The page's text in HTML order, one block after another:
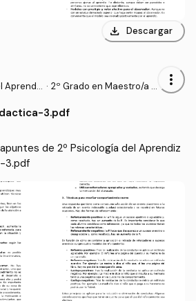
download Descargar
Aprendi
· 2º Grado en Maestro/a d
more_vert
3.pdf
de 2º Psicología del Aprendiz
3.pdf